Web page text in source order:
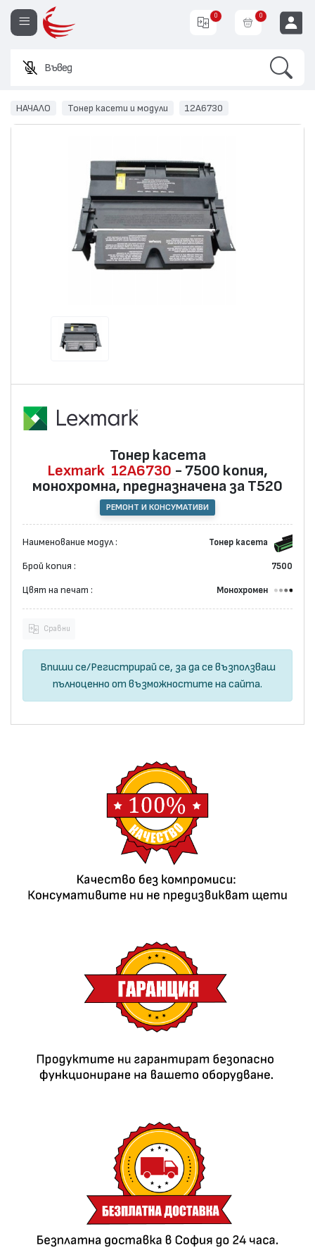
Въведете име ил
0 0
НАЧАЛО Тонер касети и модули 12A6730
Тонер касета
Lexmark 12A6730 - 7500 копия,
монохромна, предназначена за T520
РЕМОНТ И КОНСУМАТИВИ
Наименование модул : Тонер касета
Брой копия : 7500
Цвят на печат : Монохромен
Сравни
Впиши се/Регистрирай се, за да се възползваш
пълноценно от възможностите на сайта.